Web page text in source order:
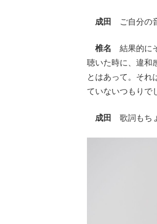
成田 ご自分の
椎名
結果的に
聴いた時に、違和
とはあって。それ
ていないつもりで
成田 歌詞もち